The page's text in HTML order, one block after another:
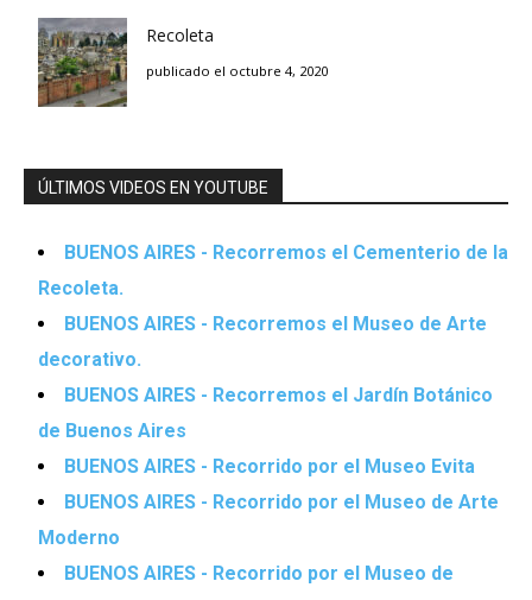
Recoleta
publicado el octubre 4, 2020
ÚLTIMOS VIDEOS EN YOUTUBE
BUENOS AIRES - Recorremos el Cementerio de la
Recoleta.
BUENOS AIRES - Recorremos el Museo de Arte
decorativo.
BUENOS AIRES - Recorremos el Jardín Botánico
de Buenos Aires
BUENOS AIRES - Recorrido por el Museo Evita
BUENOS AIRES - Recorrido por el Museo de Arte
Moderno
BUENOS AIRES - Recorrido por el Museo de